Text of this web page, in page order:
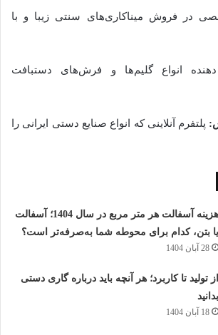
در فروش میناکاری‌های سنتی زیبا و با
دهنده انواع گلیم‌ها و فرش‌های دستبافت
پلتفرم آنلاینی که انواع صنایع دستی ایرانی را
هزینه آسفالت هر متر مربع در سال 1404؛ آسفالت
یا بتن، کدام برای محوطه شما به‌صرفه‌تر است؟
28 آبان 1404
از تولید تا کاربرد؛ هر آنچه باید درباره گاری دستی
بدانید
18 آبان 1404